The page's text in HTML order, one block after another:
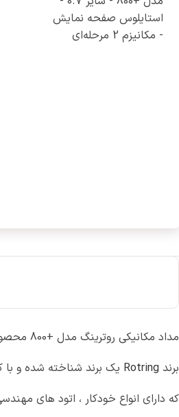
مداد مکانیکی روترینگ مدل +800 محصولی از برند با کیفیت ((روترینگ)) المان و ساخت ژاپن می باشد.
برند Rotring یک برند شناخته شده و
که دارای انواع خودکار ، اتود های